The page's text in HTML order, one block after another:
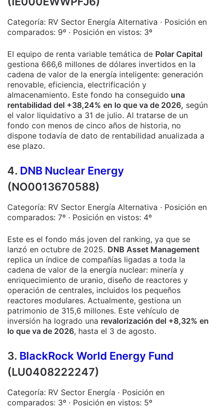
Categoría: RV Sector Energía Alternativa · Posición en
comparados: 9º · Posición en vistos: 3º
El equipo de renta variable temática de Polar Capital
gestiona 666,6 millones de dólares invertidos en la
cadena de valor de la energía inteligente: generación
renovable, eficiencia, electrificación y
almacenamiento. Este fondo ha conseguido una
rentabilidad del +38,24% en lo que va de 2026, según
el valor liquidativo a 31 de julio. Al tratarse de un
fondo con menos de cinco años de historia, no
dispone todavía de dato de rentabilidad anualizada a
ese plazo.
4. DNB Nuclear Energy
(NO0013670588)
Categoría: RV Sector Energía Alternativa · Posición en
comparados: 7º · Posición en vistos: 4º
Este es el fondo más joven del ranking, ya que se
lanzó en octubre de 2025. DNB Asset Management
replica un índice de compañías ligadas a toda la
cadena de valor de la energía nuclear: minería y
enriquecimiento de uranio, diseño de reactores y
operación de centrales, incluidos los pequeños
reactores modulares. Actualmente, gestiona un
patrimonio de 315,6 millones. Este vehículo de
inversión ha logrado una revalorización del +8,32% en
lo que va de 2026, hasta el 3 de agosto.
3. BlackRock World Energy Fund
(LU0408222247)
Categoría: RV Sector Energía · Posición en
comparados: 3º · Posición en vistos: 5º